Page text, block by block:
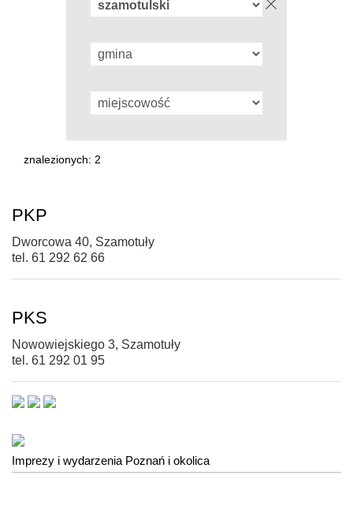
znalezionych: 2
PKP
Dworcowa 40, Szamotuły
tel. 61 292 62 66
PKS
Nowowiejskiego 3, Szamotuły
tel. 61 292 01 95
Imprezy i wydarzenia Poznań i okolica